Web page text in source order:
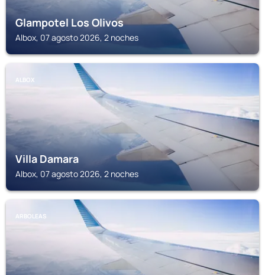
Glampotel Los Olivos
Albox, 07 agosto 2026, 2 noches
ALBOX
Villa Damara
Albox, 07 agosto 2026, 2 noches
ARBOLEAS